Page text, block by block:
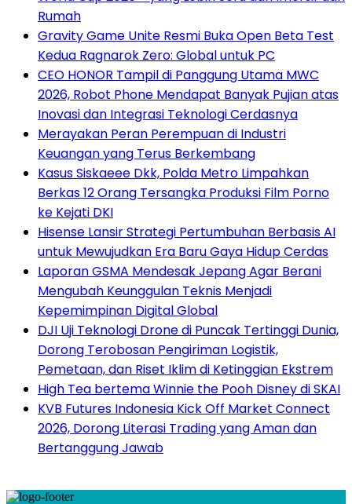
Rumah
Gravity Game Unite Resmi Buka Open Beta Test
Kedua Ragnarok Zero: Global untuk PC
CEO HONOR Tampil di Panggung Utama MWC
2026, Robot Phone Mendapat Banyak Pujian atas
Inovasi dan Integrasi Teknologi Cerdasnya
Merayakan Peran Perempuan di Industri
Keuangan yang Terus Berkembang
Kasus Siskaeee Dkk, Polda Metro Limpahkan
Berkas 12 Orang Tersangka Produksi Film Porno
ke Kejati DKI
Hisense Lansir Strategi Pertumbuhan Berbasis AI
untuk Mewujudkan Era Baru Gaya Hidup Cerdas
Laporan GSMA Mendesak Jepang Agar Berani
Mengubah Keunggulan Teknis Menjadi
Kepemimpinan Digital Global
DJI Uji Teknologi Drone di Puncak Tertinggi Dunia,
Dorong Terobosan Pengiriman Logistik,
Pemetaan, dan Riset Iklim di Ketinggian Ekstrem
High Tea bertema Winnie the Pooh Disney di SKAI
KVB Futures Indonesia Kick Off Market Connect
2026, Dorong Literasi Trading yang Aman dan
Bertanggung Jawab